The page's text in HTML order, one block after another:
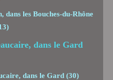
dans les Bouches-du-Rhône
dans le Gard (30)